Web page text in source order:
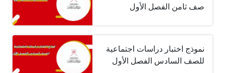
صف ثامن الفصل الأول
نموذج اختبار دراسات اجتماعية
للصف السادس الفصل الأول